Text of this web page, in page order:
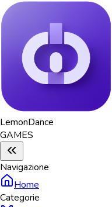
LemonDance
GAMES
Navigazione
Home
Categorie